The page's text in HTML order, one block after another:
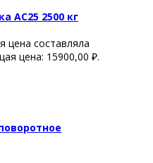
AC25 2500 кг
цена составляла
цена: 15900,00 ₽.